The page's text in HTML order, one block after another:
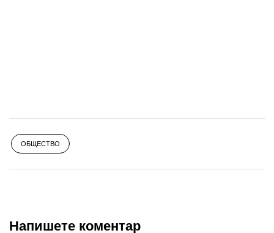
ОБЩЕСТВО
Напишете коментар